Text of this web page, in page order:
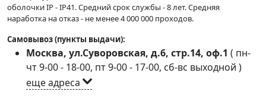
оболочки IP - IP41. Средний срок службы - 8 лет. Средняя
наработка на отказ - не менее 4 000 000 проходов.
Самовывоз (пункты выдачи):
Москва, ул.Суворовская, д.6, стр.14, оф.1 ( пн-
чт 9-00 - 18-00, пт 9-00 - 17-00, сб-вс выходной )
еще адреса